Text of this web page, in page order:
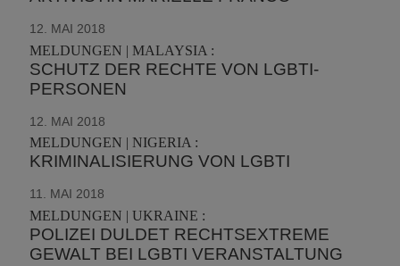
12. MAI 2018
MELDUNGEN | MALAYSIA :
SCHUTZ DER RECHTE VON LGBTI-
PERSONEN
12. MAI 2018
MELDUNGEN | NIGERIA :
KRIMINALISIERUNG VON LGBTI
11. MAI 2018
MELDUNGEN | UKRAINE :
POLIZEI DULDET RECHTSEXTREME
GEWALT BEI LGBTI VERANSTALTUNG